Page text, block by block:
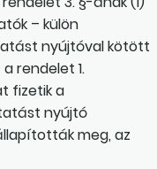
– külön
nyújtóval kötött
rendelet 1.
fizetik a
nyújtó
meg, az